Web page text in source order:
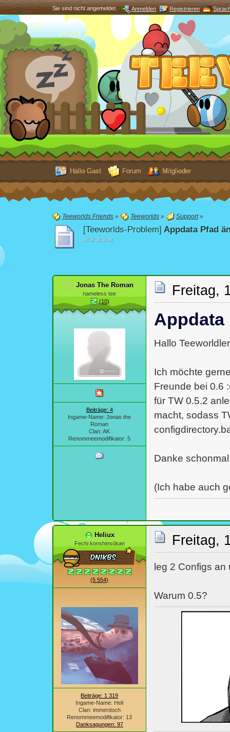
Sie sind nicht angemeldet. Anmelden Registrieren
Hallo Gast Forum Mitglieder
Teeworlds Friends » Teeworlds » Support»
[Teeworlds-Problem] Appdata Pfad
Jonas The Roman
nameless tee
(10)
Beiträge: 4
Ingame-Name: Jonas the
Roman
Clan: AK
Renommeemodifikator: 5
Freitag,
Appdata
Hallo
Ich möchte
Freunde bei 0.6
für TW 0.5.2
macht, sodass
Danke
(Ich habe auch
Heliux
Fechi konshinsōkan
(5 554)
Beiträge: 1 319
Ingame-Name: Heli
Clan: immerdoch
Renommeemodifikator: 13
Danksagungen: 97
Freitag,
leg 2 Configs
Warum 0.5?